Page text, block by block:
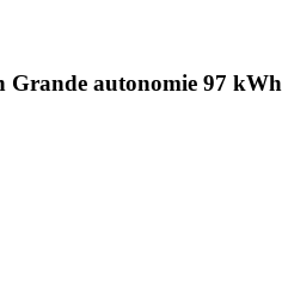
Grande autonomie 97 kWh